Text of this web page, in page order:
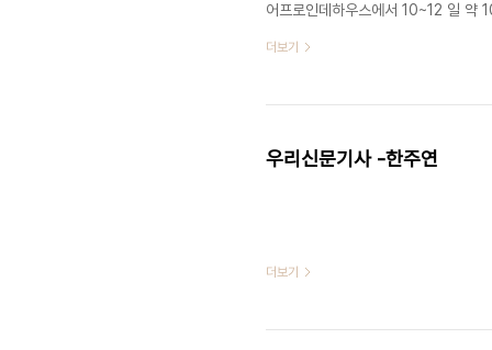
어프로인데하우스에서 10~12 일 약
뒤 “손님노동자로 독일에 와서 의료
며 감회의 눈시울을 붉히는 한편, 한
더보기
우리신문기사 -한주연
더보기